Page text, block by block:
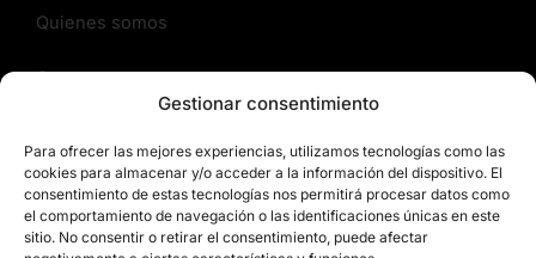
Gestionar consentimiento
Para ofrecer las mejores experiencias, utilizamos tecnologías como las
cookies para almacenar y/o acceder a la información del dispositivo. El
consentimiento de estas tecnologías nos permitirá procesar datos como
el comportamiento de navegación o las identificaciones únicas en este
sitio. No consentir o retirar el consentimiento, puede afectar
Quienes somos
Cursos
Contacto
Reseñas